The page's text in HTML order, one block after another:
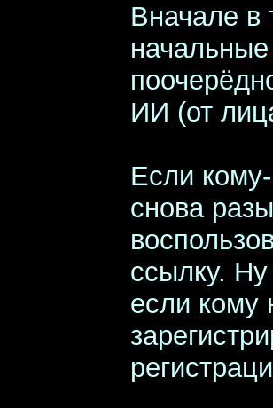
Вначале в
ИИ (от
Если
снова
ссылку.
если кому